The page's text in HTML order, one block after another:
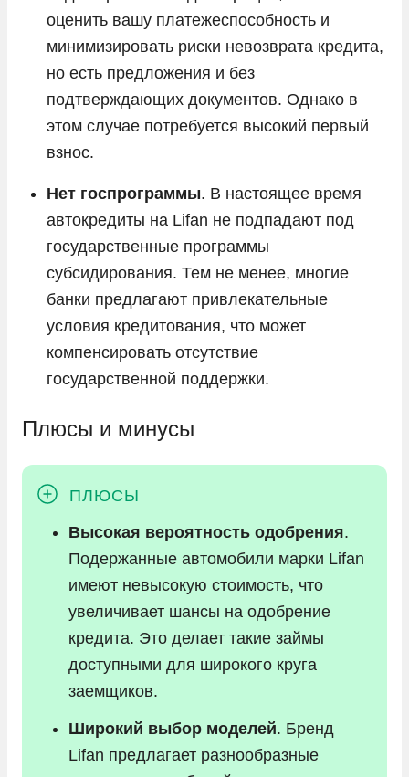
оценить вашу платежеспособность и
минимизировать риски невозврата кредита,
но есть предложения и без
подтверждающих документов. Однако в
этом случае потребуется высокий первый
взнос.
Нет госпрограммы. В настоящее время
автокредиты на Lifan не подпадают под
государственные программы
субсидирования. Тем не менее, многие
банки предлагают привлекательные
условия кредитования, что может
компенсировать отсутствие
государственной поддержки.
Плюсы и минусы
Высокая вероятность одобрения.
Подержанные автомобили марки Lifan
имеют невысокую стоимость, что
увеличивает шансы на одобрение
кредита. Это делает такие займы
доступными для широкого круга
заемщиков.
Широкий выбор моделей. Бренд
Lifan предлагает разнообразные